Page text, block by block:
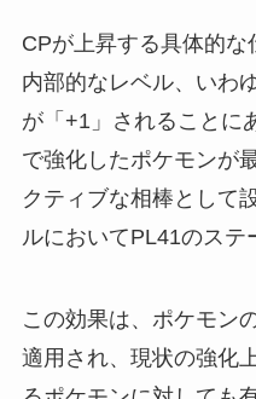
CPが上昇する具体的
内部的なレベル、いわ
が「+1」されることに
で強化したポケモンが
クティブな相棒として
ルにおいてPL41のステ
この効果は、ポケモン
適用され、現状の強化